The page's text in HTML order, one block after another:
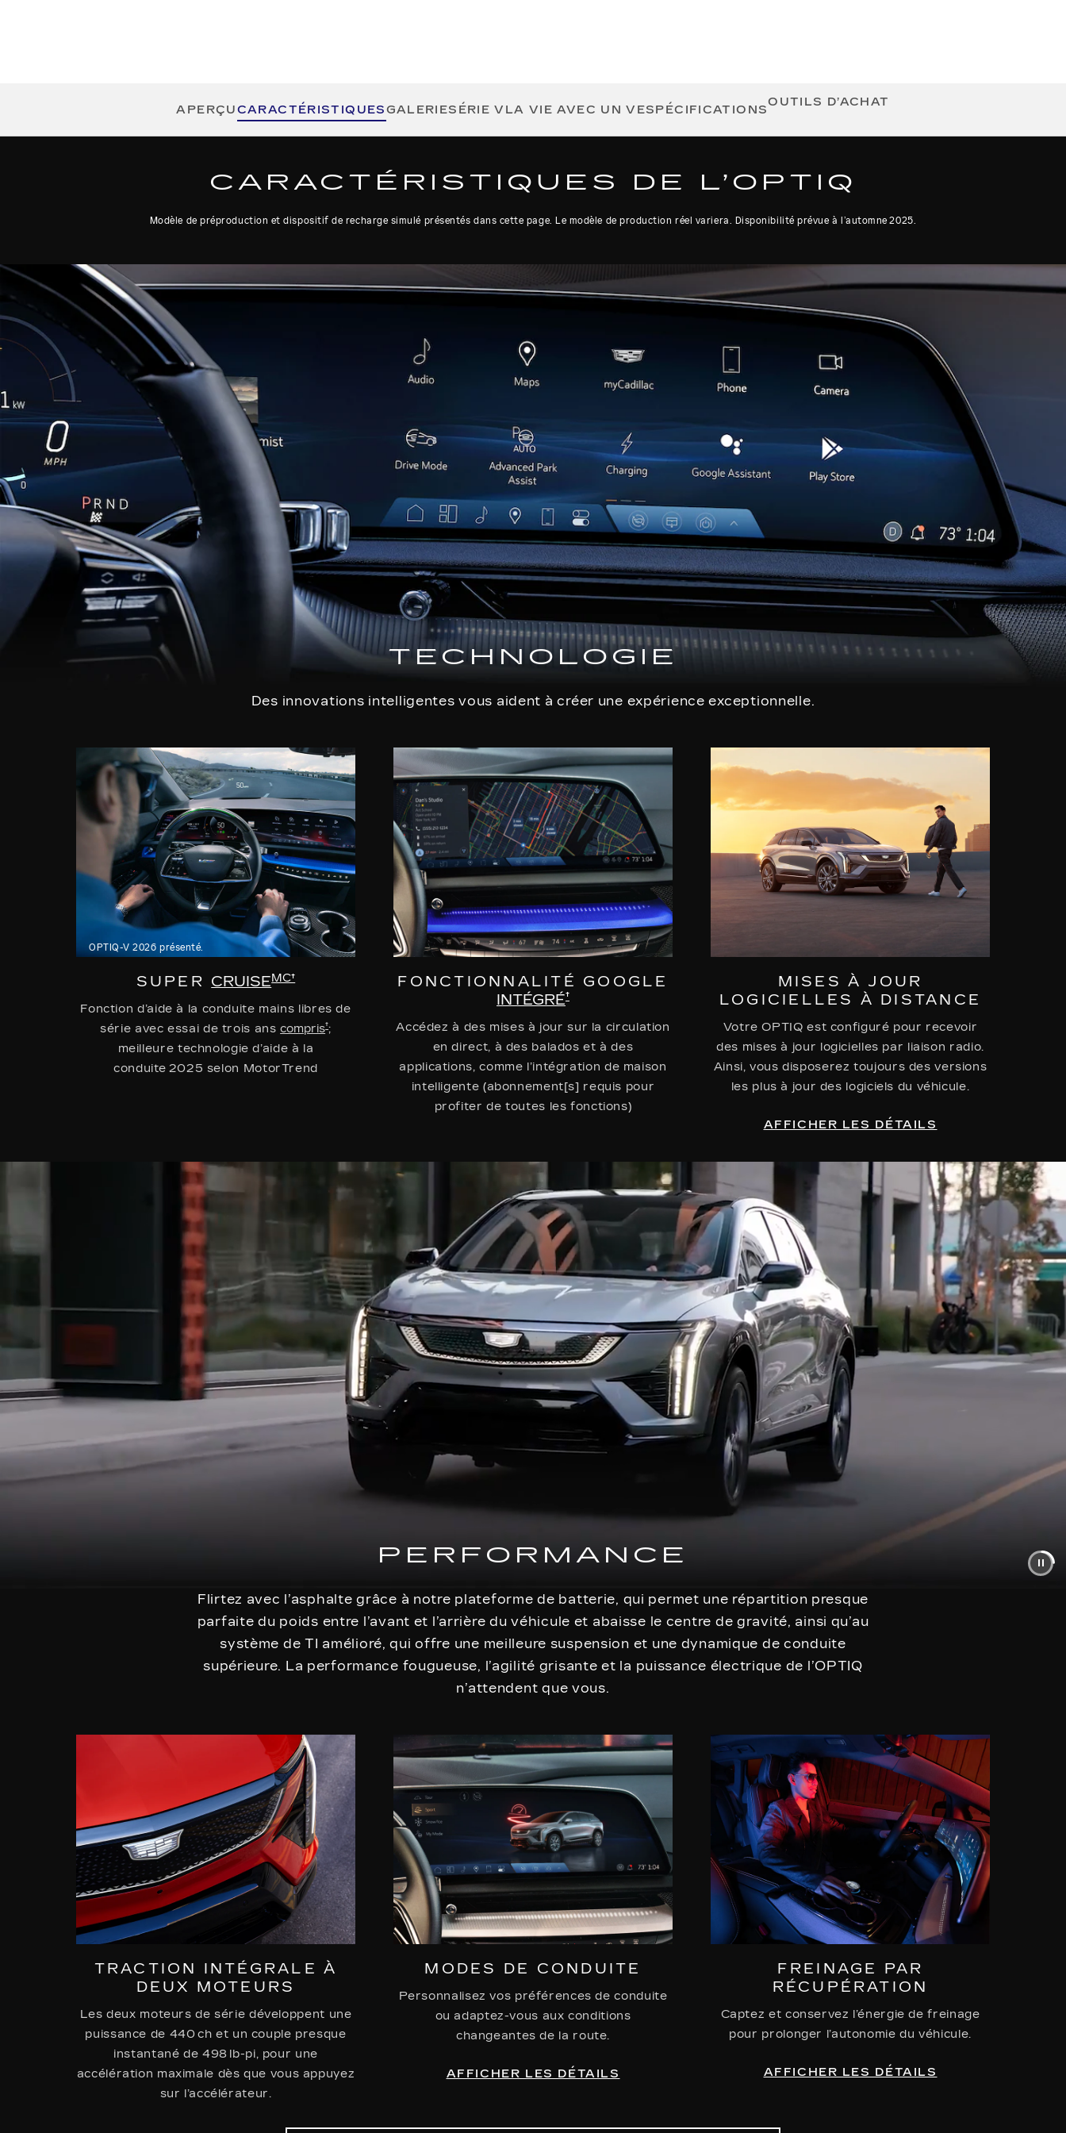
APERÇUCARACTÉRISTIQUESGALERIESÉRIE V LA VIE AVEC UN VESPÉCIFICATIONS
OUTILS D’ACHAT
CARACTÉRISTIQUES DE L’OPTIQ
Modèle de préproduction et dispositif de recharge simulé présentés dans cette page. Le modèle de production réel variera. Disponibilité prévue à l’automne 2025.
TECHNOLOGIE
Des innovations intelligentes vous aident à créer une expérience exceptionnelle.
OPTIQ-V 2026 présenté.
SUPER CRUISEMC†
Fonction d’aide à la conduite mains libres de
série avec essai de trois anscompris†;
meilleure technologie d’aide à la
conduite 2025 selon MotorTrend
FONCTIONNALITÉ GOOGLE
INTÉGRÉ†
Accédez à des mises à jour sur la circulation
en direct, à des balados et à des
applications, comme l’intégration de maison
intelligente (abonnement[s] requis pour
profiter de toutes les fonctions)
MISES À JOUR
LOGICIELLES À DISTANCE
Votre OPTIQ est configuré pour recevoir
des mises à jour logicielles par liaison radio.
Ainsi, vous disposerez toujours des versions
les plus à jour des logiciels du véhicule.
AFFICHER LES DÉTAILS
PERFORMANCE
Flirtez avec l’asphalte grâce à notre plateforme de batterie, qui permet une répartition presque
parfaite du poids entre l’avant et l’arrière du véhicule et abaisse le centre de gravité, ainsi qu’au
système de TI amélioré, qui offre une meilleure suspension et une dynamique de conduite
supérieure. La performance fougueuse, l’agilité grisante et la puissance électrique de l’OPTIQ
n’attendent que vous.
TRACTION INTÉGRALE À
DEUX MOTEURS
Les deux moteurs de série développent une
puissance de 440 ch et un couple presque
instantané de 498 lb-pi, pour une
accélération maximale dès que vous appuyez
sur l’accélérateur.
MODES DE CONDUITE
Personnalisez vos préférences de conduite
ou adaptez-vous aux conditions
changeantes de la route.
AFFICHER LES DÉTAILS
FREINAGE PAR
RÉCUPÉRATION
Captez et conservez l’énergie de freinage
pour prolonger l’autonomie du véhicule.
AFFICHER LES DÉTAILS